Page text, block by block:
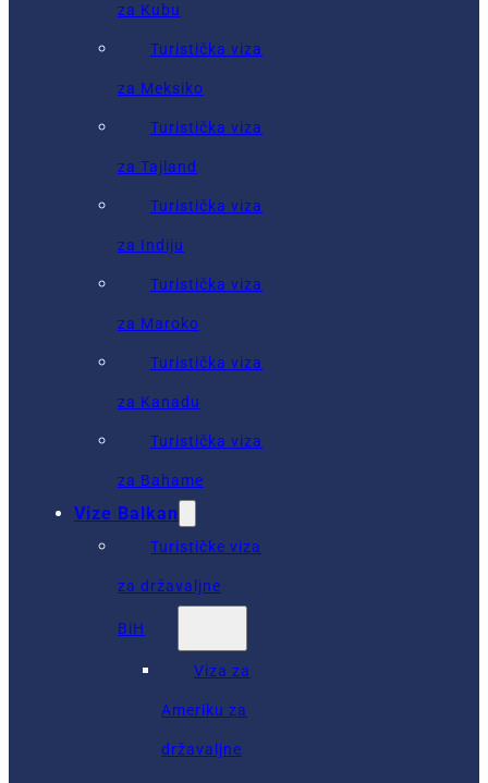
za Kubu
Turistička viza
za Meksiko
Turistička viza
za Tajland
Turistička viza
za Indiju
Turistička viza
za Maroko
Turistička viza
za Kanadu
Turistička viza
za Bahame
Vize Balkan
Turističke viza
za državaljne
BiH
Viza za
Ameriku za
državaljne